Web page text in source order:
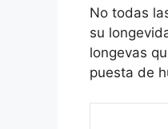
No todas
su
longevas
puesta de